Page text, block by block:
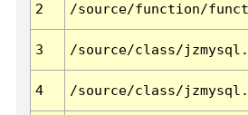
2 /source/function/
3 /source/class/
4 /source/class/